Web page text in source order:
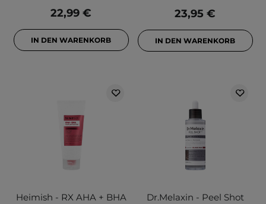
22,99 €
IN DEN WARENKORB
23,95 €
IN DEN WARENKORB
Heimish - RX AHA + BHA
Dr.Melaxin - Peel Shot